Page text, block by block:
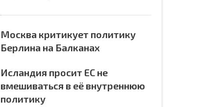
Москва критикует политику
Берлина на Балканах
Исландия просит ЕС не
вмешиваться в её внутреннюю
политику